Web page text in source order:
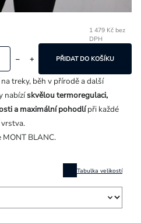
1 479 Kč bez
DPH
Tabulka velikostí
PŘIDAT DO KOŠÍKU
treky, běh v přírodě a další
nabízískvělou termoregulaci,
a maximální pohodlípři každé
BLANC.